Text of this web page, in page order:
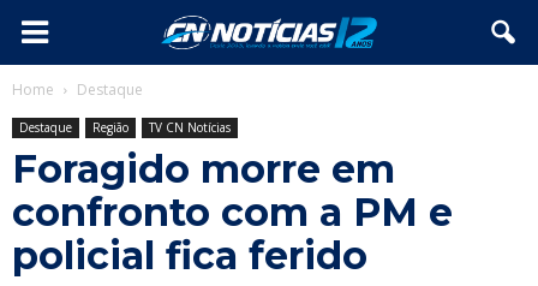
Home Destaque
Destaque Região TV CN Notícias
Foragido morre em
confronto com a PM e
policial fica ferido